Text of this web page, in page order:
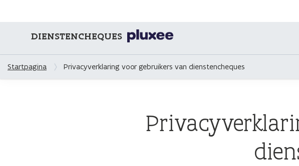
DIENSTENCHEQUES
Startpagina Privacyverklaring voor gebruikers van dienstencheques